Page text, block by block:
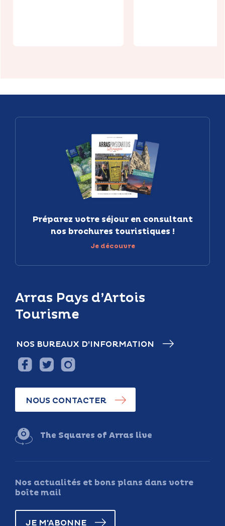
Arras Pays d’Artois
Tourisme
NOS BUREAUX D’INFORMATION
NOUS CONTACTER
The Squares of Arras live
Nos actualités et bons plans dans votre
boîte mail
JE M'ABONNE
Préparez votre séjour en consultant
nos brochures touristiques !
Je découvre